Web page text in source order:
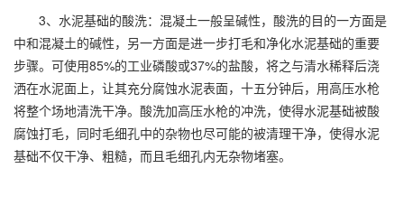
3、水泥基础的酸洗：混凝土一般呈碱性，酸洗的目的一方面是
中和混凝土的碱性，另一方面是进一步打毛和净化水泥基础的重要
步骤。可使用85%的工业磷酸或37%的盐酸，将之与清水稀释后浇
洒在水泥面上，让其充分腐蚀水泥表面，十五分钟后，用高压水枪
将整个场地清洗干净。酸洗加高压水枪的冲洗，使得水泥基础被酸
腐蚀打毛，同时毛细孔中的杂物也尽可能的被清理干净，使得水泥
基础不仅干净、粗糙，而且毛细孔内无杂物堵塞。